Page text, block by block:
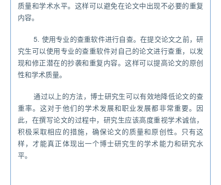
质量和学术水平。这样可以避免在论文中出现不必要的重复
内容。
5. 使用专业的查重软件进行自查。在提交论文之前，研
究生可以使用专业的查重软件对自己的论文进行查重，以发
现和修正潜在的抄袭和重复内容。这样可以提高论文的原创
性和学术质量。
通过以上的方法，博士研究生可以有效地降低论文的查
重率。这对于他们的学术发展和职业发展都非常重要。因
此，在撰写论文的过程中，研究生应该高度重视学术诚信，
积极采取相应的措施，确保论文的质量和原创性。只有这
样，才能真正体现出一个博士研究生的学术能力和研究水
平。